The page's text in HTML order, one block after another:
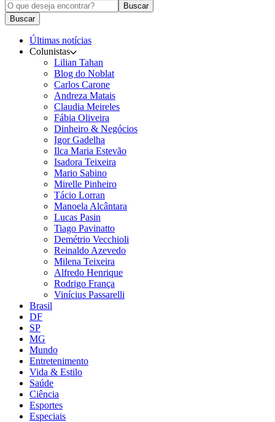
Buscar
Buscar
Últimas notícias
Colunistas
Lilian Tahan
Blog do Noblat
Carlos Carone
Andreza Matais
Claudia Meireles
Fábia Oliveira
Dinheiro & Negócios
Igor Gadelha
Ilca Maria Estevão
Isadora Teixeira
Mario Sabino
Mirelle Pinheiro
Tácio Lorran
Manoela Alcântara
Lucas Pasin
Tiago Pavinatto
Demétrio Vecchioli
Reinaldo Azevedo
Milena Teixeira
Alfredo Henrique
Rodrigo França
Vinícius Passarelli
Brasil
DF
SP
MG
Mundo
Entretenimento
Vida & Estilo
Saúde
Ciência
Esportes
Especiais